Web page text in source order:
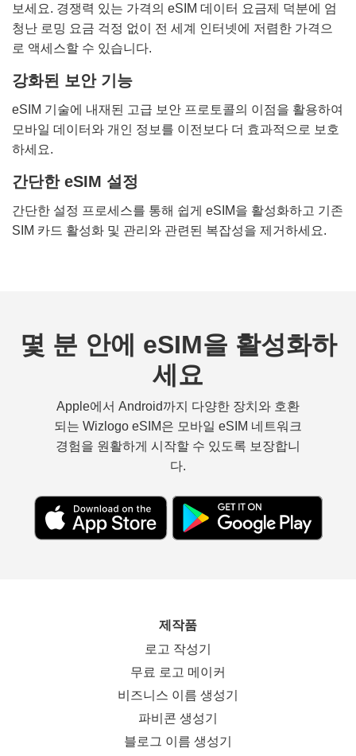
보세요. 경쟁력 있는 가격의 eSIM 데이터 요금제 덕분에 엄
청난 로밍 요금 걱정 없이 전 세계 인터넷에 저렴한 가격으
로 액세스할 수 있습니다.
강화된 보안 기능
eSIM 기술에 내재된 고급 보안 프로토콜의 이점을 활용하여
모바일 데이터와 개인 정보를 이전보다 더 효과적으로 보호
하세요.
간단한 eSIM 설정
간단한 설정 프로세스를 통해 쉽게 eSIM을 활성화하고 기존
SIM 카드 활성화 및 관리와 관련된 복잡성을 제거하세요.
몇 분 안에 eSIM을 활성화하
세요
Apple에서 Android까지 다양한 장치와 호환
되는 Wizlogo eSIM은 모바일 eSIM 네트워크
경험을 원활하게 시작할 수 있도록 보장합니
다.
제작품
로고 작성기
무료 로고 메이커
비즈니스 이름 생성기
파비콘 생성기
블로그 이름 생성기